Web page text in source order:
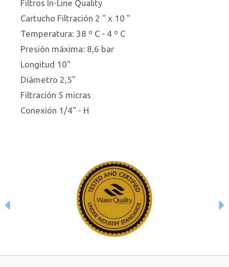
Filtros In-Line Quality
Cartucho Filtración 2 " x 10 "
Temperatura: 38 º C - 4 º C
Presión máxima: 8,6 bar
Longitud 10"
Diámetro 2,5"
Filtración 5 micras
Conexión 1/4" - H